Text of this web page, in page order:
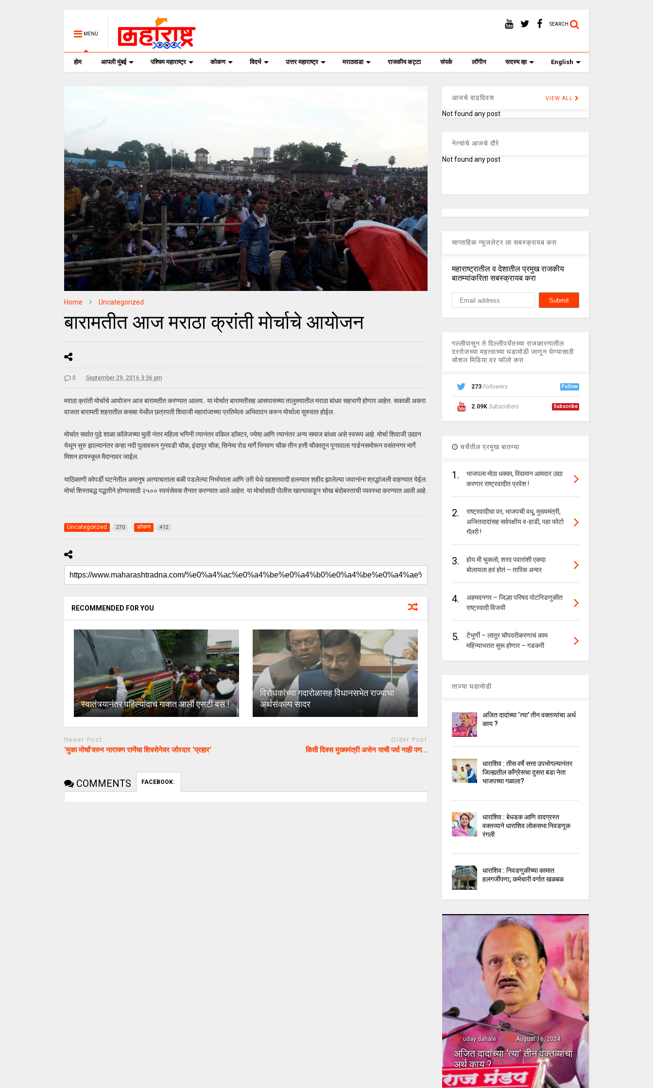
MENU
SEARCH
होम आपली मुंबई पश्चिम महाराष्ट्र कोकण विदर्भ उत्तर महाराष्ट्र मराठवाडा राजकीय कट्टा संपर्क लॉगीन सदस्य व्हा English
Home Uncategorized
बारामतीत आज मराठा क्रांती मोर्चाचे आयोजन
0 September 29, 2016 3:36 pm
मराठा क्रांती मोर्चाचे आयोजन आज बारामतीत करण्यात आलय.. या मोर्चात बारामतीसह आसपासच्या तालुक्यातील मराठा बांधव सहभागी होणार आहेत. सकाळी अकरा
वाजता बारामती शहरातील कसबा येथील छत्रपती शिवाजी महारांजाच्या प्रतिमेला अभिवादन करुन मोर्चाला सुरुवात होईल.
मोर्चात सर्वात पुढे शाळा कॉलेजच्या मुली नंतर महिला भगिनी त्यानंतर वकिल डॉक्टर, ज्येष्ठ आणि त्यानंतर अन्य समाज बांधव असे स्वरूप आहे. मोर्चा शिवाजी उद्यान
येथून सुरु झाल्यानंतर कऱ्हा नदी पुलावरून गुनवडी चौक, इंदापुर चौक, सिनेमा रोड मार्गे भिगवण चौक तीन हत्ती चौकातून पुनावाला गार्डनसमोरून वसंतनगर मार्गे
मिशन हायस्कूल मैदानावर जाईल.
याठिकाणी कोपर्डी घटनेतील अमानुष अत्याचाराला बळी पडलेल्या निर्भायाला आणि उरी येथे दहशतवादी हल्ल्यात शहीद झालेल्या जवानांना श्रद्धांजली वाहण्यात येईल.
मोर्चा शिस्तबद्ध पद्धतीने होण्यासाठी २५०० स्वयंसेवक तैनात करण्यात आले आहेत. या मोर्चासाठी पोलीस खात्याकडून चोख बंदोबस्ताची व्यवस्था करण्यात आली आहे.
Uncategorized 270 कोकण 412
RECOMMENDED FOR YOU
स्वातंत्र्यानंतर पहिल्यांदाच गावात आली एसटी बस !
विरोधकांच्या गदारोळासह विधानसभेत राज्याचा
अर्थसंकल्प सादर
Newer Post
‘मुका मोर्चा’वरुन नारायण राणेंचा शिवसेनेवर जोरदार ‘प्रहार’
Older Post
किती दिवस मुख्यमंत्री असेन याची पर्वा नाही पण…
COMMENTS FACEBOOK:
आजचे वाढदिवस VIEW ALL
Not found any post
नेत्यांचे आजचे दौरे
Not found any post
साप्ताहिक न्यूजलेटर ला सबस्क्रायब करा
महाराष्ट्रातील व देशातील प्रमुख राजकीय
बातम्यांकरिता सबस्क्रायब करा
गल्लीपासून ते दिल्लीपर्यंतच्या राजकारणातील
दररोजच्या महत्वाच्या घडामोडी जाणून घेण्यासाठी
सोशल मिडिया वर फॉलो करा
273 Followers Follow
2.09K Subscribers Subscribe
चर्चेतील प्रमुख बातम्या
1.
भाजपला मोठा धक्का, विद्यमान आमदार उद्या
करणार राष्ट्रवादीत प्रवेश !
2.
राष्ट्रवादीचा वर, भाजपची वधू, मुख्यमंत्री,
अजितदादांसह सर्वपक्षीय व-हाडी, पहा फोटो
गॅलरी !
3.
होय मी चुकलो, शरद पवारांशी एकदा
बोलायला हवं होतं – तारिक अन्वर
4.
अहमदनगर – जिल्हा परिषद पोटनिडणुकीत
राष्ट्रवादी विजयी
5.
टेंभुर्णी – लातूर चौपदरीकरणाचं काम
महिन्याभरात सुरू होणार – गडकरी
ताज्या घडामोडी
अजित दादांच्या ‘त्या’ तीन वक्तव्यांचा अर्थ
काय ?
धाराशिव : तीस वर्षे सत्ता उपभोगल्यानंतर
जिल्ह्यतील कॉंग्रेसचा दुसरा बडा नेता
भाजपच्या गळाला?
धाराशिव : बेधडक आणि वादग्रस्त
वक्तव्याने धाराशिव लोकसभा निवडणूक
रंगली
धाराशिव : निवडणुकीच्या कामात
हलगर्जीपणा; कर्मचारी वर्गात खळबळ
August 16, 2024
अजित दादांच्या ‘त्या’ तीन वक्तव्यांचा
uday dahale
धाराशिव : तीस वर्षे सत्ता
उपभोगल्यानंतर जिल्ह्यतील
दुसरा बडा नेता भाजपच्या